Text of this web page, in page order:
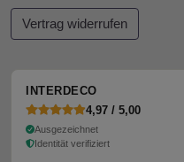
Vertrag widerrufen
INTERDECO
4,97 / 5,00
Ausgezeichnet
Identität verifiziert